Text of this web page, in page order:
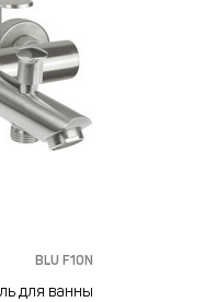
BLU F10N
для ванны